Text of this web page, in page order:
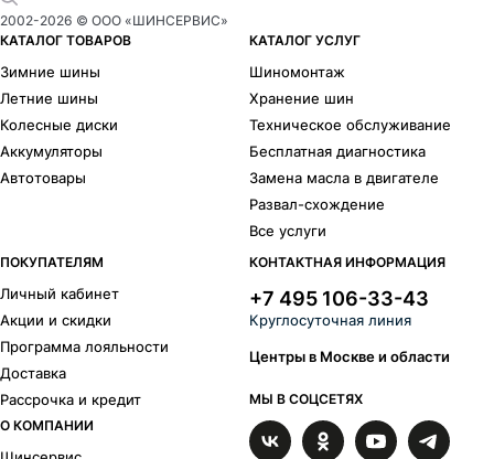
2002-2026 © ООО «ШИНСЕРВИС»
КАТАЛОГ ТОВАРОВ
Зимние шины
Летние шины
Колесные диски
Аккумуляторы
Автотовары
КАТАЛОГ УСЛУГ
Шиномонтаж
Хранение шин
Техническое обслуживание
Бесплатная диагностика
Замена масла в двигателе
Развал-схождение
Все услуги
ПОКУПАТЕЛЯМ
Личный кабинет
Акции и скидки
Программа лояльности
Доставка
Рассрочка и кредит
О КОМПАНИИ
КОНТАКТНАЯ ИНФОРМАЦИЯ
+7 495 106-33-43
Круглосуточная линия
Центры в Москве и области
МЫ В СОЦСЕТЯХ